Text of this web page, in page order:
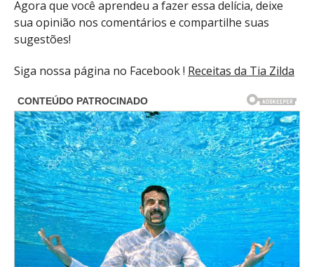
Agora que você aprendeu a fazer essa delícia, deixe
sua opinião nos comentários e compartilhe suas
sugestões!
Siga nossa página no Facebook ! Receitas da Tia Zilda